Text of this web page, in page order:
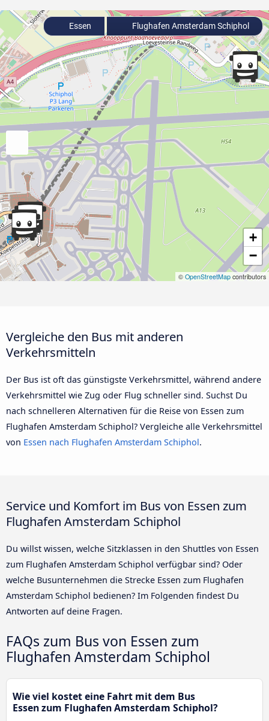
+
−
© OpenStreetMap contributors
Essen Flughafen Amsterdam Schiphol
Vergleiche den Bus mit anderen
Verkehrsmitteln
Der Bus ist oft das günstigste Verkehrsmittel, während andere
Verkehrsmittel wie Zug oder Flug schneller sind. Suchst Du
nach schnelleren Alternativen für die Reise von Essen zum
Flughafen Amsterdam Schiphol? Vergleiche alle Verkehrsmittel
von Essen nach Flughafen Amsterdam Schiphol.
Service und Komfort im Bus von Essen zum
Flughafen Amsterdam Schiphol
Du willst wissen, welche Sitzklassen in den Shuttles von Essen
zum Flughafen Amsterdam Schiphol verfügbar sind? Oder
welche Busunternehmen die Strecke Essen zum Flughafen
Amsterdam Schiphol bedienen? Im Folgenden findest Du
Antworten auf deine Fragen.
FAQs zum Bus von Essen zum
Flughafen Amsterdam Schiphol
Wie viel kostet eine Fahrt mit dem Bus
Essen zum Flughafen Amsterdam Schiphol?